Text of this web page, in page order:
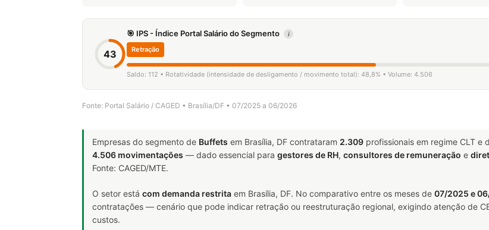
43
🎯 IPS - Índice Portal Salário do Segmento i
Retração
Saldo: 112 • Rotatividade (intensidade de desligamento / movimento total): 48,8% • Volume: 4.506
Fonte: Portal Salário / CAGED • Brasília/DF • 07/2025 a 06/2026
Empresas do segmento de Buffets em Brasília, DF contrataram 2.309 profissionais em regime CLT e
4.506 movimentações — dado essencial para gestores de RH, consultores de remuneração e
Fonte: CAGED/MTE.
O setor está com demanda restrita em Brasília, DF. No comparativo entre os meses de 07/2025 e
contratações — cenário que pode indicar retração ou reestruturação regional, exigindo atenção de
custos.